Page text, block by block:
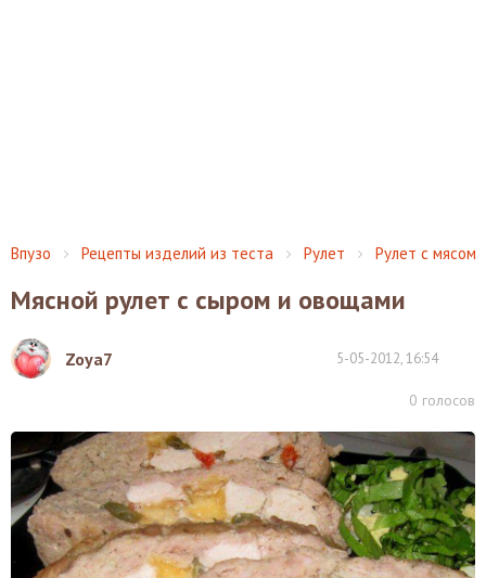
Впузо Рецепты изделий из теста Рулет Рулет с мясом
Мясной рулет с сыром и овощами
Zoya7 5-05-2012, 16:54
0 голосов